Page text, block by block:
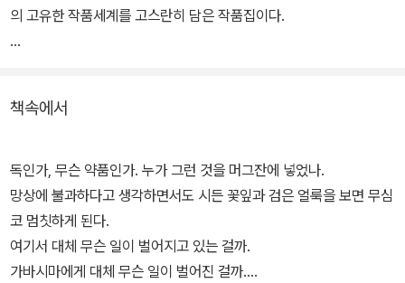
의 고유한 작품세계를 고스란히 담은 작품집이다.
년, 계엄령이 내려진 도쿄에서 맛보는 과자 등 과거와 미래, 사람과 사
가 담긴 세 번째 비非시리즈 단편집이다.
전체적으로 경쾌하고 활기 넘치는 분위기 속 아련한 노스탤지어가 감
돌아 매 작품을 따로 읽어도, 연속적으로 읽어도 즐거움을 느낄 수 있
다. 온다 리쿠의 작품을 꾸준히 국내에 소개해온 번역가이자 제20회
책속에서
독인가, 무슨 약품인가. 누가 그런 것을 머그잔에 넣었나.
망상에 불과하다고 생각하면서도 시든 꽃잎과 검은 얼룩을 보면 무심
코 멈칫하게 된다.
여기서 대체 무슨 일이 벌어지고 있는 걸까.
가바시마에게 대체 무슨 일이 벌어진 걸까.